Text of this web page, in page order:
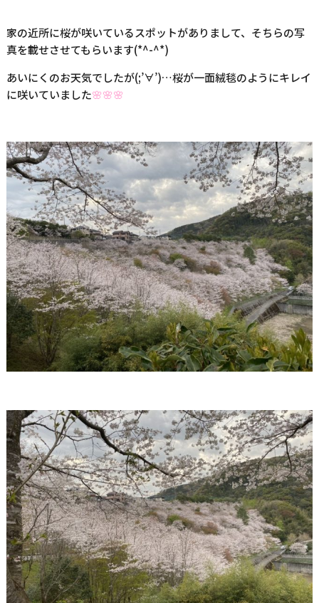
家の近所に桜が咲いているスポットがありまして、そちらの写
真を載せさせてもらいます(*^-^*)
あいにくのお天気でしたが(;’∀’)…桜が一面絨毯のようにキレイ
に咲いていました🌸🌸🌸